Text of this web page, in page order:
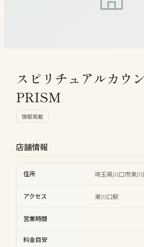
スピリチュアルカウ
PRISM
情報掲載
店舗情報
住所 埼玉県川口市東川
アクセス 東川口駅
営業時間
料金目安